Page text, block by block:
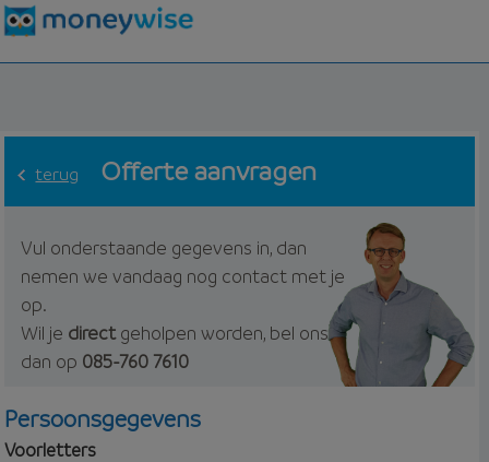
terug Offerte aanvragen
Vul onderstaande gegevens in, dan
nemen we vandaag nog contact met je
op.
Wil je directgeholpen worden, bel ons
dan op 085-760 7610
Persoonsgegevens
Voorletters